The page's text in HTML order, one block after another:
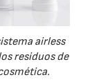
airless
residuos de